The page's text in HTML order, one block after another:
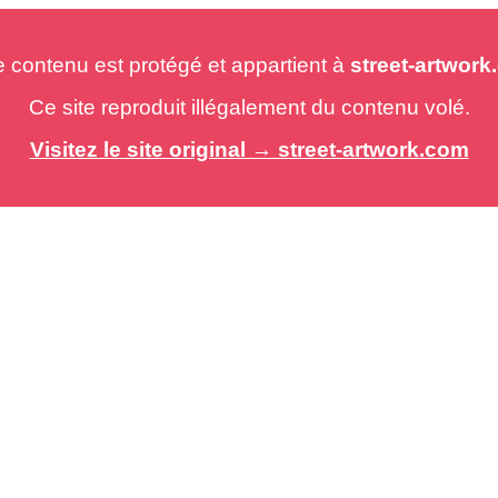
est protégé et appartient à street-
Ce site reproduit illégalement du contenu volé.
Visitez le site original → street-artwork.com